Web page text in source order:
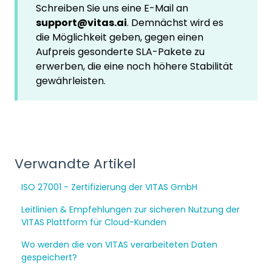
Schreiben Sie uns eine E-Mail an
support@vitas.ai. Demnächst wird es
die Möglichkeit geben, gegen einen
Aufpreis gesonderte SLA-Pakete zu
erwerben, die eine noch höhere Stabilität
gewährleisten.
Verwandte Artikel
ISO 27001 - Zertifizierung der VITAS GmbH
Leitlinien & Empfehlungen zur sicheren Nutzung der
VITAS Plattform für Cloud-Kunden
Wo werden die von VITAS verarbeiteten Daten
gespeichert?